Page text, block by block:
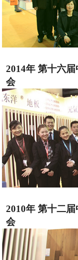
2014年 第十六
会
2010年 第十二
会